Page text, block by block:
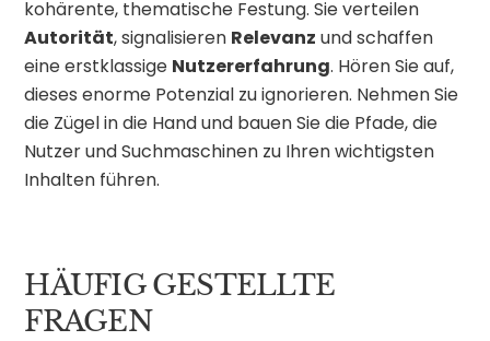
kohärente, thematische Festung. Sie verteilen
Autorität, signalisieren Relevanz und schaffen
eine erstklassige Nutzererfahrung. Hören Sie auf,
dieses enorme Potenzial zu ignorieren. Nehmen Sie
die Zügel in die Hand und bauen Sie die Pfade, die
Nutzer und Suchmaschinen zu Ihren wichtigsten
Inhalten führen.
HÄUFIG GESTELLTE
FRAGEN